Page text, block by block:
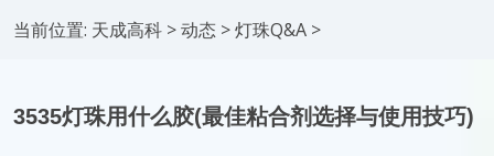
当前位置: 天成高科 >动态 >灯珠Q&A >
3535灯珠用什么胶(最佳粘合剂选择与使用技巧)